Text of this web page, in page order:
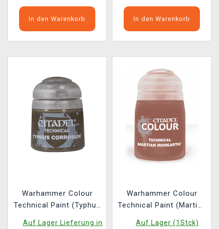
In den Warenkorb In den Warenkorb
Warhammer Colour
Technical Paint (Typhus
Auf Lager Lieferung in
Warhammer Colour
Technical Paint (Martian
Auf Lager (1Stck)